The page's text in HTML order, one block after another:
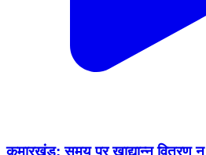
कुमारखंड: समय पर खाद्यान्न